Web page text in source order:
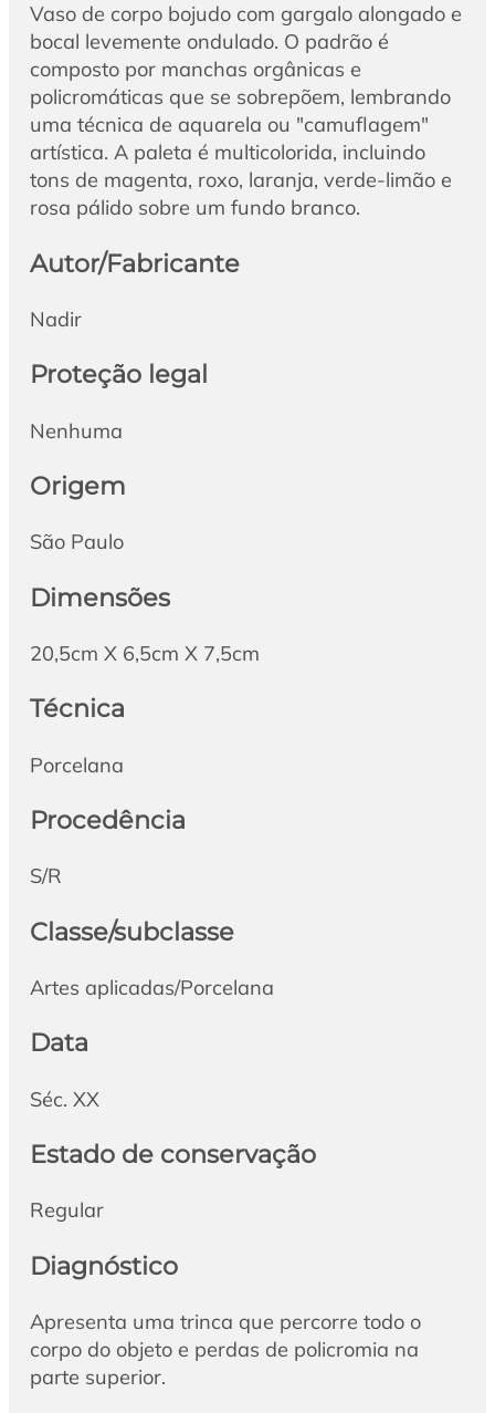
Vaso de corpo bojudo com gargalo alongado e
bocal levemente ondulado. O padrão é
composto por manchas orgânicas e
policromáticas que se sobrepõem, lembrando
uma técnica de aquarela ou "camuflagem"
artística. A paleta é multicolorida, incluindo
tons de magenta, roxo, laranja, verde-limão e
rosa pálido sobre um fundo branco.
Autor/Fabricante
Nadir
Proteção legal
Nenhuma
Origem
São Paulo
Dimensões
20,5cm X 6,5cm X 7,5cm
Técnica
Porcelana
Procedência
S/R
Classe/subclasse
Artes aplicadas/Porcelana
Data
Séc. XX
Estado de conservação
Regular
Diagnóstico
Apresenta uma trinca que percorre todo o
corpo do objeto e perdas de policromia na
parte superior.